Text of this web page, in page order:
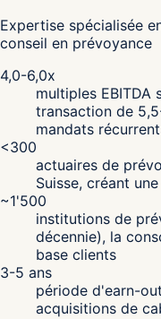
Expertise spécialisée
conseil en prévoyance
4,0-6,0x
multiples EBITDA
transaction de
mandats
<300
actuaires de
Suisse, créant
~1'500
institutions de
décennie), la
base clients
3-5 ans
période d'earn-
acquisitions de